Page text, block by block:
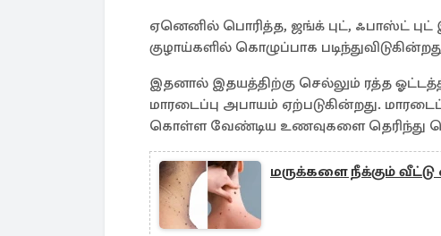
ஏனெனில் பொரித்த, ஜங்க் புட், ஃபாஸ்ட் புட்
குழாய்களில் கொழுப்பாக
இதனால் இதயத்திற்கு செல்லும் ரத்த
மாரடைப்பு அபாயம் ஏற்படுகின்றது.
கொள்ள வேண்டிய உணவுகளை
மருக்களை நீக்கும்